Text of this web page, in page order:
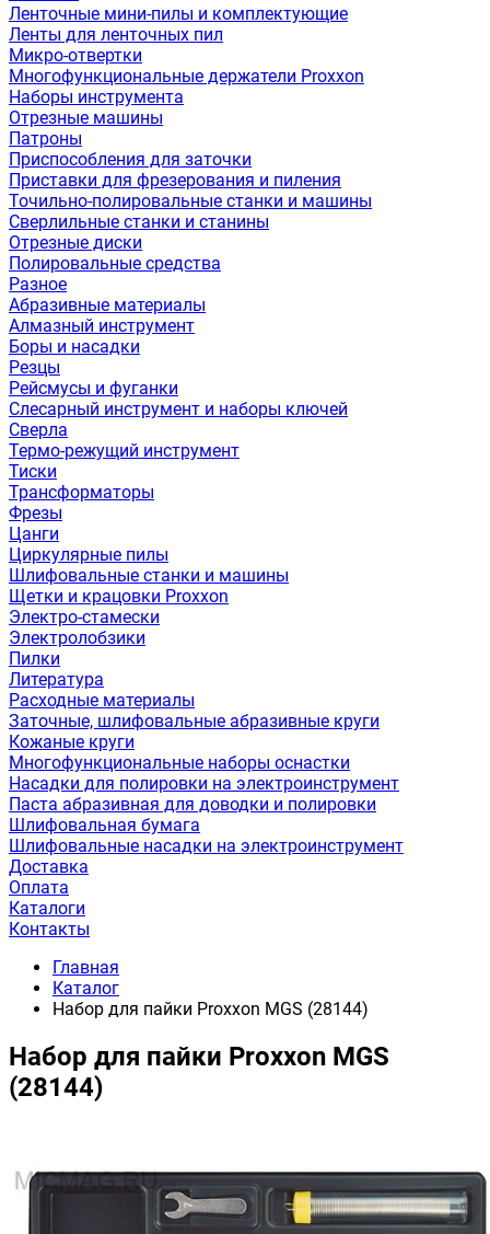
Ленточные мини-пилы и комплектующие
Ленты для ленточных пил
Микро-отвертки
Многофункциональные держатели Proxxon
Наборы инструмента
Отрезные машины
Патроны
Приспособления для заточки
Приставки для фрезерования и пиления
Точильно-полировальные станки и машины
Сверлильные станки и станины
Отрезные диски
Полировальные средства
Разное
Абразивные материалы
Алмазный инструмент
Боры и насадки
Резцы
Рейсмусы и фуганки
Слесарный инструмент и наборы ключей
Сверла
Термо-режущий инструмент
Тиски
Трансформаторы
Фрезы
Цанги
Циркулярные пилы
Шлифовальные станки и машины
Щетки и крацовки Proxxon
Электро-стамески
Электролобзики
Пилки
Литература
Расходные материалы
Заточные, шлифовальные абразивные круги
Кожаные круги
Многофункциональные наборы оснастки
Насадки для полировки на электроинструмент
Паста абразивная для доводки и полировки
Шлифовальная бумага
Шлифовальные насадки на электроинструмент
Доставка
Оплата
Каталоги
Контакты
Главная
Каталог
Набор для пайки Proxxon MGS (28144)
Набор для пайки Proxxon MGS
(28144)